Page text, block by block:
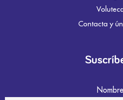
Contacta y
Nombre